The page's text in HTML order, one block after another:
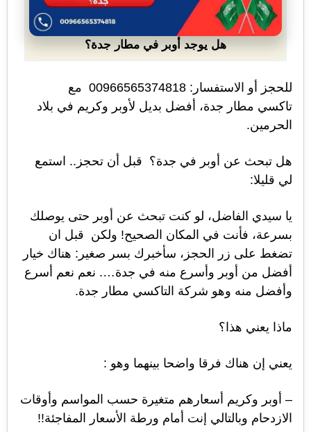
هل يوجد أوبر في مطار جدة؟
للحجز أو الاستفسار: 00966565374818 مع
تاكسي مطار جدة، أفضل بديل لأوبر وكريم في بلاد
الحرمين.
هل تبحث عن أوبر في جدة؟ قبل أن تحجز.. استمع
لي قليلا:
يا سيدي الفاضل، لو كنت تبحث عن أوبر حتى يوصلك
بسرعة، فأنت في المكان الصحيح! ولكن قبل ان
تضغط على زر الحجز، سأخبرك بسر صغير: هناك خيار
أفضل من أوبر وأسرع منه في جدة…. نعم نعم أسرع
وأفضل منه وهو شركة التاكسي مطار جدة.
ماذا يعني هذا؟
يعني إن هناك فرقا واضحا بينهما وهو :
– أوبر وكريم أسعارهم متغيرة حسب المواسم وأوقات
الازدحام وبالتالي إنت أمام ورطة الأسعار المفاجئة!!